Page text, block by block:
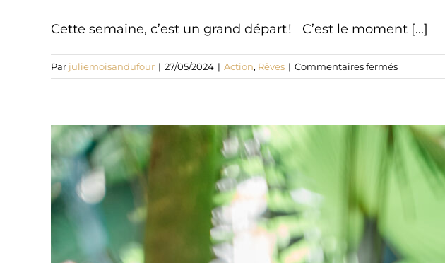
Cette semaine, c’est un grand départ ! C’est le moment [...]
Par juliemoisandufour | 27/05/2024 | Action, Rêves | Commentaires ferméssur
C’est